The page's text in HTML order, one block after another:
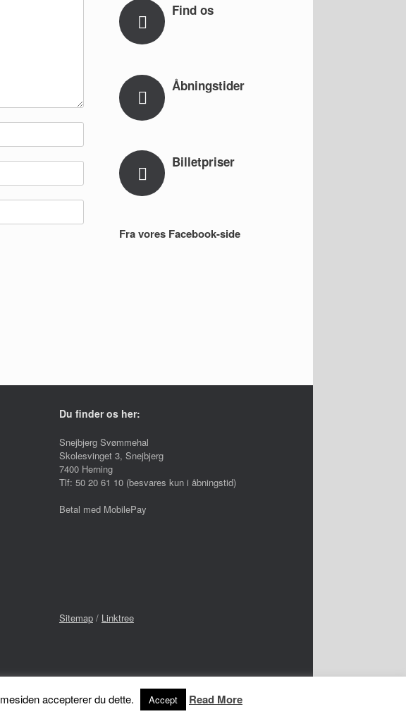
Find os
Åbningstider
Billetpriser
Fra vores Facebook-side
Du finder os her:
Snejbjerg Svømmehal
Skolesvinget 3, Snejbjerg
7400 Herning
Tlf: 50 20 61 10 (besvares kun i åbningstid)
Betal med MobilePay
Sitemap/ Linktree
accepterer du dette. Accept Read More